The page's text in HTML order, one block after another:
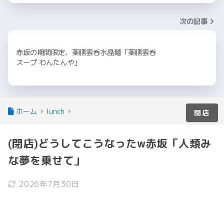
次の記事
赤坂の期間限定、薬膳雲呑水晶麺「薬膳雲呑
スープ わんたんや」
ホーム lunch
(閉店)どうしてこうなったw赤坂「人類み
な夢を乗せて」
2026年7月30日